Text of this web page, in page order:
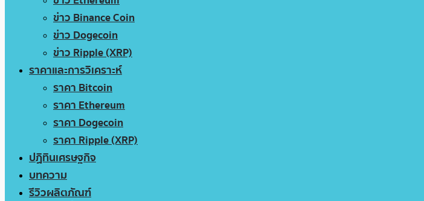
ข่าว Binance Coin
ข่าว Dogecoin
ข่าว Ripple (XRP)
ราคาและการวิเคราะห์
ราคา Bitcoin
ราคา Ethereum
ราคา Dogecoin
ราคา Ripple (XRP)
ปฏิทินเศรษฐกิจ
บทความ
รีวิวผลิตภัณฑ์